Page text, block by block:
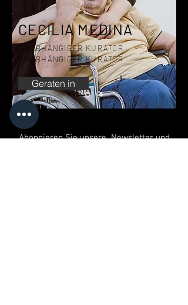
CECILIA MEDINA
UNABHÄNGIGER KURATOR
UNABHÄNGIGER KURATOR
Geraten in
Abonnieren Sie unsere Newsletter und